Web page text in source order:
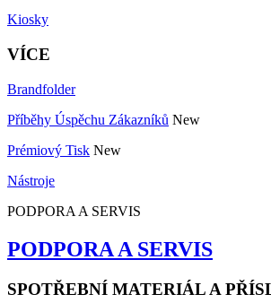
Kiosky
VÍCE
Brandfolder
Příběhy Úspěchu Zákazníků New
Prémiový Tisk New
Nástroje
PODPORA A SERVIS
PODPORA A SERVIS
SPOTŘEBNÍ MATERIÁL A